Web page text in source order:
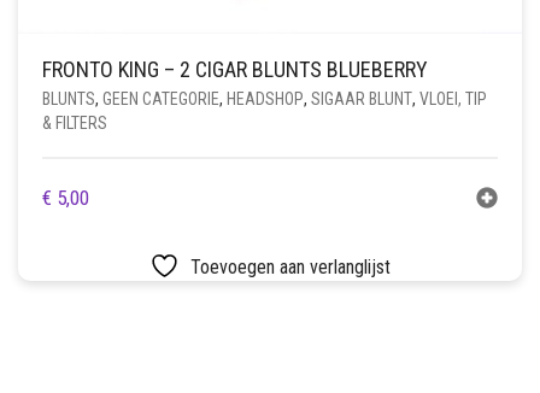
FRONTO KING – 2 CIGAR BLUNTS BLUEBERRY
BLUNTS, GEEN CATEGORIE, HEADSHOP, SIGAAR BLUNT, VLOEI, TIP
& FILTERS
€ 5,00
Toevoegen aan verlanglijst